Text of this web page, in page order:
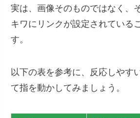
実は、画像そのものではなく、
キワにリンクが設定されている
す。
以下の表を参考に、反応しやす
て指を動かしてみましょう。